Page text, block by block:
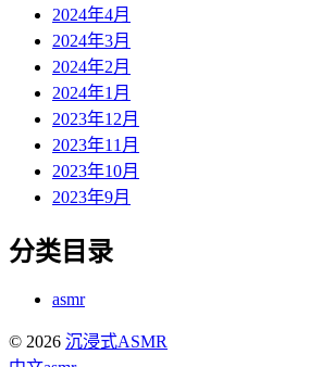
2024年4月
2024年3月
2024年2月
2024年1月
2023年12月
2023年11月
2023年10月
2023年9月
分类目录
asmr
© 2026 沉浸式ASMR